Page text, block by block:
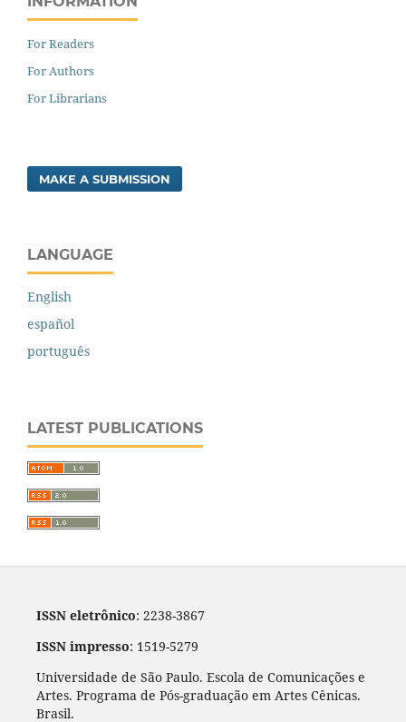
For Readers
For Authors
For Librarians
MAKE A SUBMISSION
LANGUAGE
English
español
português
LATEST PUBLICATIONS
ISSN eletrônico: 2238-3867
ISSN impresso: 1519-5279
Universidade de São Paulo. Escola de Comunicações e
Artes. Programa de Pós-graduação em Artes Cênicas.
Brasil.